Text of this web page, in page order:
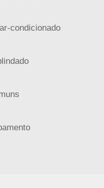
condicionado